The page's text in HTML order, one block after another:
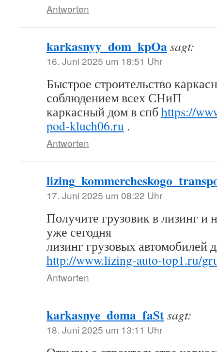
Antworten
karkasnyy_dom_kpOasagt:
16. Juni 2025 um 18:51 Uhr
Быстрое строительство
соблюдением всех СНиП
каркасный дом в спбhttps://
pod-kluch06.ru .
Antworten
17. Juni 2025 um 08:22 Uhr
Получите грузовик в лизинг и
уже сегодня
лизинг грузовых автомобилей
http://www.lizing-auto-top1.ru/
Antworten
karkasnye_doma_faStsagt:
18. Juni 2025 um 13:11 Uhr